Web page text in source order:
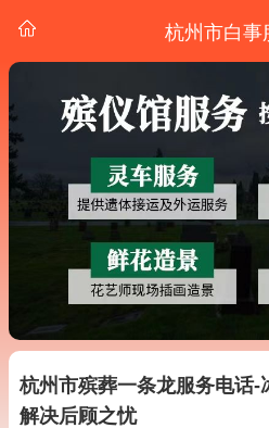
杭州市白事
杭州市殡葬一条龙服务电话-
解决后顾之忧